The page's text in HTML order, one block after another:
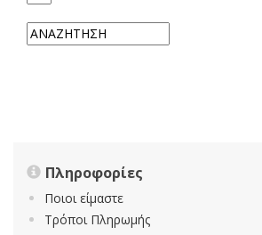
Πληροφορίες
Ποιοι είμαστε
Τρόποι Πληρωμής